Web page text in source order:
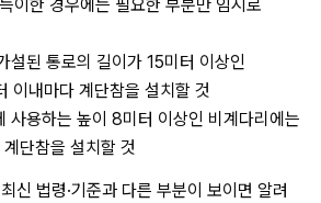
이한 경우에는 필요한 부분만 임시로
설된 통로의 길이가 15미터 이상인
이내마다 계단참을 설치할 것
사용하는 높이 8미터 이상인 비계다리에는
단참을 설치할 것
신 법령·기준과 다른 부분이 보이면 알려